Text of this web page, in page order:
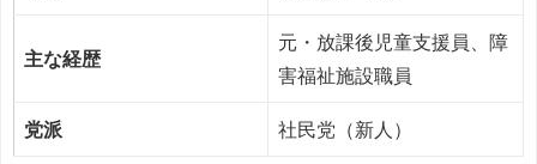
主な経歴
元・放課後児童支援員、障
害福祉施設職員
党派 社民党（新人）